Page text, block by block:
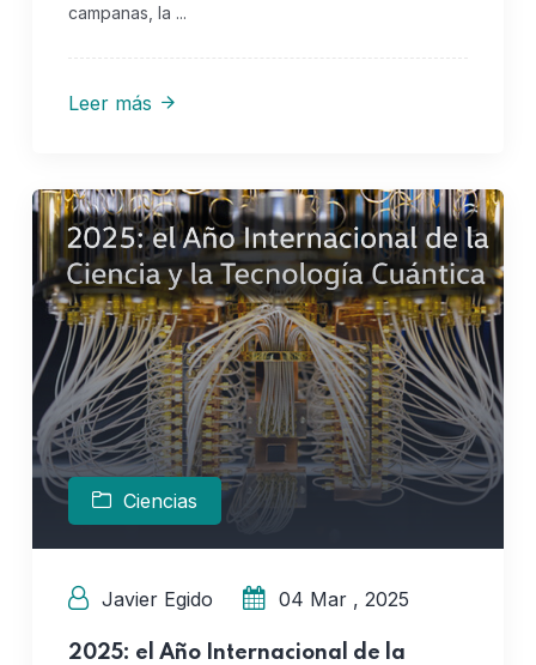
campanas, la ...
Leer más
Ciencias
Javier Egido 04 Mar , 2025
2025: el Año Internacional de la